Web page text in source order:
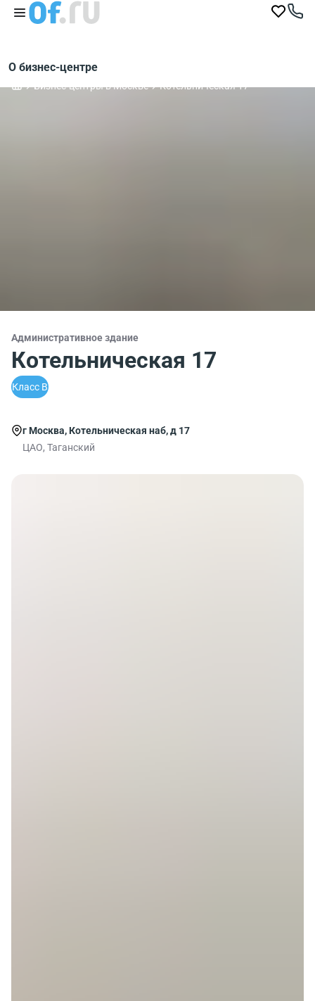
О бизнес-центре
Бизнес-центры в Москве Котельническая 17
Административное здание
Котельническая 17
Класс B
г Москва, Котельническая наб, д 17
ЦАО, Таганский